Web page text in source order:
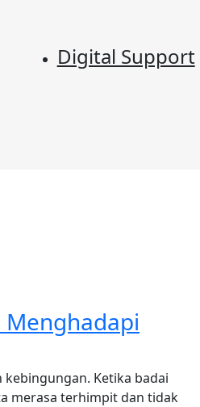
Digital Support
Menghadapi
Ketika badai
merasa terhimpit dan tidak